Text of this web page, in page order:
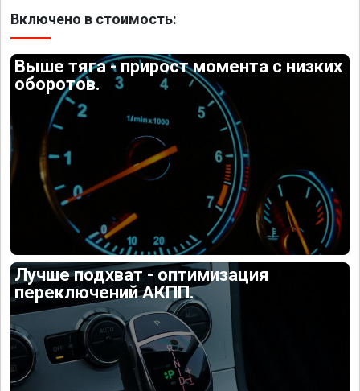
Включено в стоимость:
Выше тяга - прирост момента с низких
оборотов.
Лучше подхват - оптимизация
переключений АКПП.